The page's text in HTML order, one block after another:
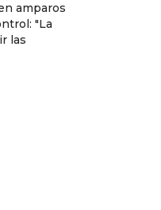
amparos
"La
las